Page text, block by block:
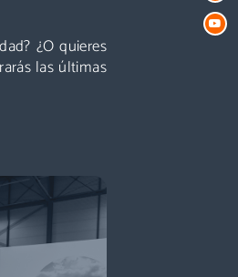
¿O quieres
las últimas
futuro del